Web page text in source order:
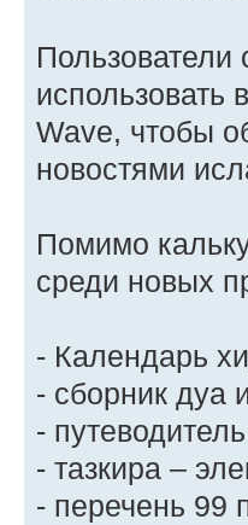
Пользователи
использовать
Wave, чтобы
новостями
Помимо
среди новых
- Календарь
- сборник дуа
-
- тазкира –
- перечень 99